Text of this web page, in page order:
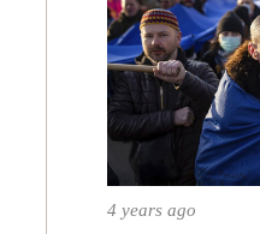
4 years ago